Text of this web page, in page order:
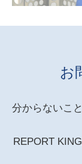
お
分からないこ
REPORT